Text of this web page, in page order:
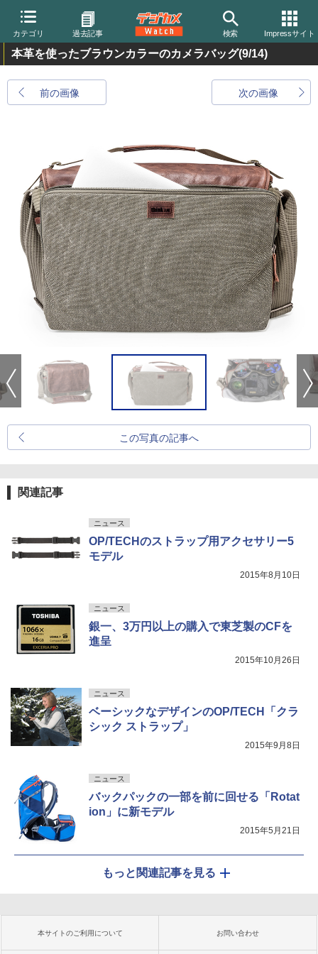
カテゴリ 過去記事 検索 Impressサイト
本革を使ったブラウンカラーのカメラバッグ(9/14)
前の画像 次の画像
この写真の記事へ
関連記事
ニュース
OP/TECHのストラップ用アクセサリー5
モデル
2015年8月10日
ニュース
銀一、3万円以上の購入で東芝製のCFを
進呈
2015年10月26日
ニュース
ベーシックなデザインのOP/TECH「クラ
シック ストラップ」
2015年9月8日
ニュース
バックパックの一部を前に回せる「Rotat
ion」に新モデル
2015年5月21日
もっと関連記事を見る
本サイトのご利用について お問い合わせ